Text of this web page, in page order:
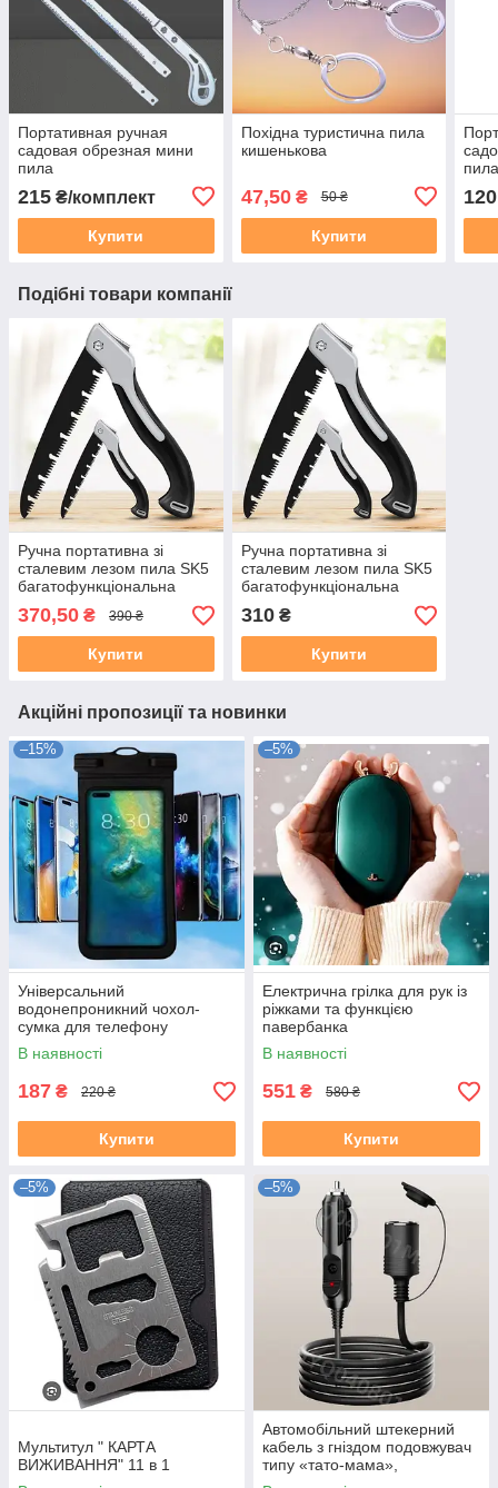
Портативная ручная
садовая обрезная мини
пила
ножовка
215 ₴/комплект
Купити
Похідна туристична пила
кишенькова
47,50₴ 50 ₴
Купити
120
Подібні товари компанії
Ручна портативна зі
сталевим лезом пила SK5
багатофункціональна
ножівка для різання
деревини Модель 710
370,50 ₴ 390 ₴
Купити
Ручна портативна зі
сталевим лезом пила SK5
багатофункціональна
ножівка для різання
деревини Модель 630
310₴
Купити
Акційні пропозиції та новинки
–15%
Універсальний
водонепроникний чохол-
сумка для телефону
документів чохли для
підводної зйомки
В наявності
187 ₴ 220 ₴
Купити
–5%
Електрична грілка для рук із
ріжками та функцією
павербанка
В наявності
551 ₴ 580 ₴
Купити
–5%
Мультитул " КАРТА
ВИЖИВАННЯ" 11 в 1
–5%
Автомобільний штекерний
кабель з гніздом подовжувач
типу «тато-мама»,